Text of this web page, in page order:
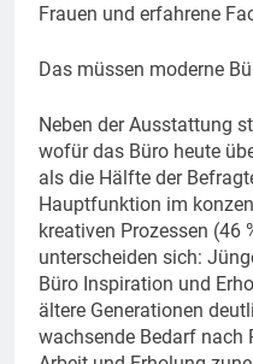
Frauen und erfahrene
Das müssen moderne
Neben der Ausstattung
wofür das Büro heute
als die Hälfte der
Hauptfunktion im
kreativen Prozessen (46
unterscheiden sich:
Büro Inspiration und
ältere Generationen
wachsende Bedarf nach